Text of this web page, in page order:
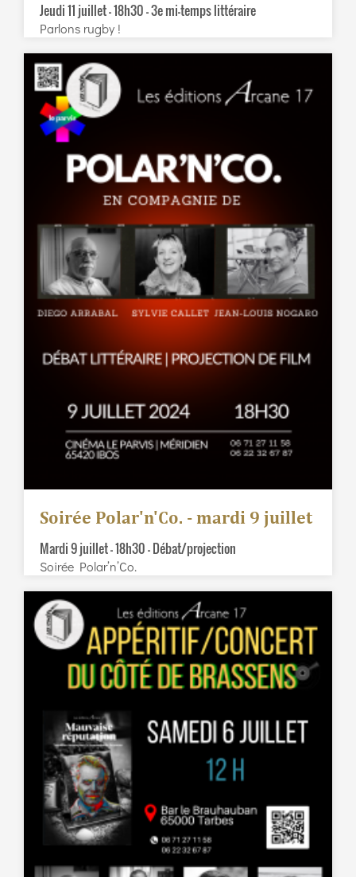
Jeudi 11 juillet – 18h30 – 3e mi-temps littéraire
Parlons rugby !
Soirée Polar'n'Co. - mardi 9 juillet
Mardi 9 juillet – 18h30 – Débat/projection
Soirée Polar’n’Co.